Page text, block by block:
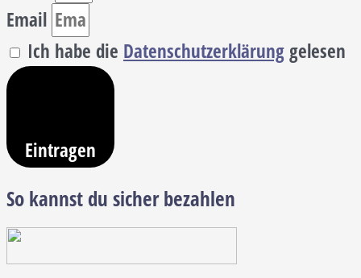
Email
Ich habe die Datenschutzerklärunggelesen
Eintragen
So kannst du sicher bezahlen